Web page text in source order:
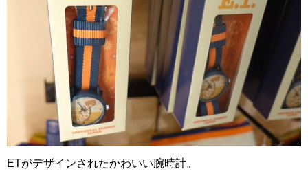
ETがデザインされたかわいい腕時計。